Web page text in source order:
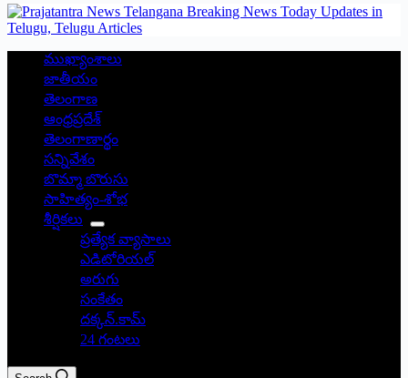
ముఖ్యాంశాలు
జాతీయం
తెలంగాణ
ఆంధ్రప్రదేశ్
తెలంగాణార్థం
సన్నివేశం
బొమ్మా బొరుసు
సాహిత్యం-శోభ
శీర్షికలు
ప్రత్యేక వ్యాసాలు
ఎడిటోరియల్
అరుగు
సంకేతం
దక్కన్.కామ్
24 గంటలు